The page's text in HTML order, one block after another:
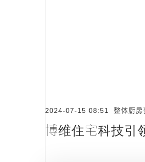
2024-07-15 08:51 整体厨房
博维住宅科技引